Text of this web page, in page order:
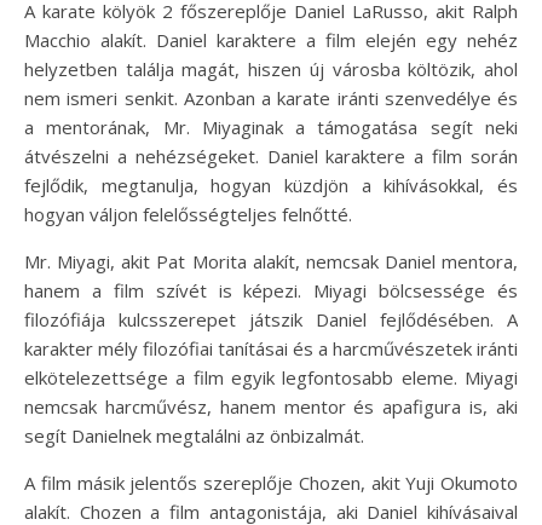
A karate kölyök 2 főszereplője Daniel LaRusso, akit Ralph
Macchio alakít. Daniel karaktere a film elején egy nehéz
helyzetben találja magát, hiszen új városba költözik, ahol
nem ismeri senkit. Azonban a karate iránti szenvedélye és
a mentorának, Mr. Miyaginak a támogatása segít neki
átvészelni a nehézségeket. Daniel karaktere a film során
fejlődik, megtanulja, hogyan küzdjön a kihívásokkal, és
hogyan váljon felelősségteljes felnőtté.
Mr. Miyagi, akit Pat Morita alakít, nemcsak Daniel mentora,
hanem a film szívét is képezi. Miyagi bölcsessége és
filozófiája kulcsszerepet játszik Daniel fejlődésében. A
karakter mély filozófiai tanításai és a harcművészetek iránti
elkötelezettsége a film egyik legfontosabb eleme. Miyagi
nemcsak harcművész, hanem mentor és apafigura is, aki
segít Danielnek megtalálni az önbizalmát.
A film másik jelentős szereplője Chozen, akit Yuji Okumoto
alakít. Chozen a film antagonistája, aki Daniel kihívásaival